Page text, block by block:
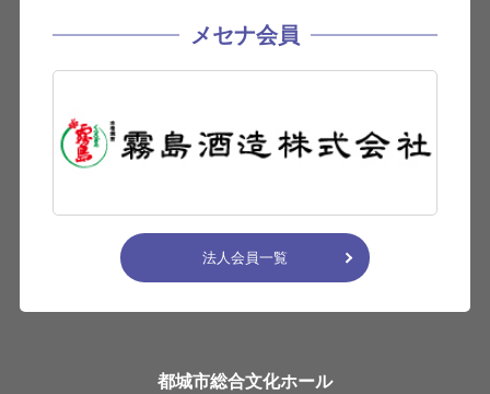
メセナ会員
法人会員一覧
都城市総合文化ホール